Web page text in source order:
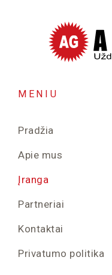
MENIU
Pradžia
Apie mus
Įranga
Partneriai
Kontaktai
Privatumo politika